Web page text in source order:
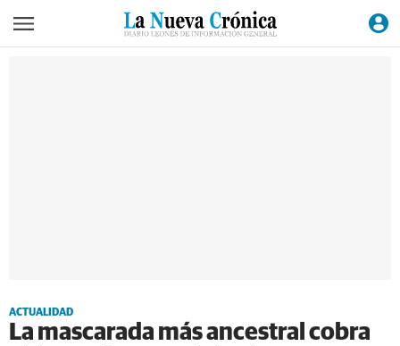
ACTUALIDAD
La mascarada más ancestral cobra